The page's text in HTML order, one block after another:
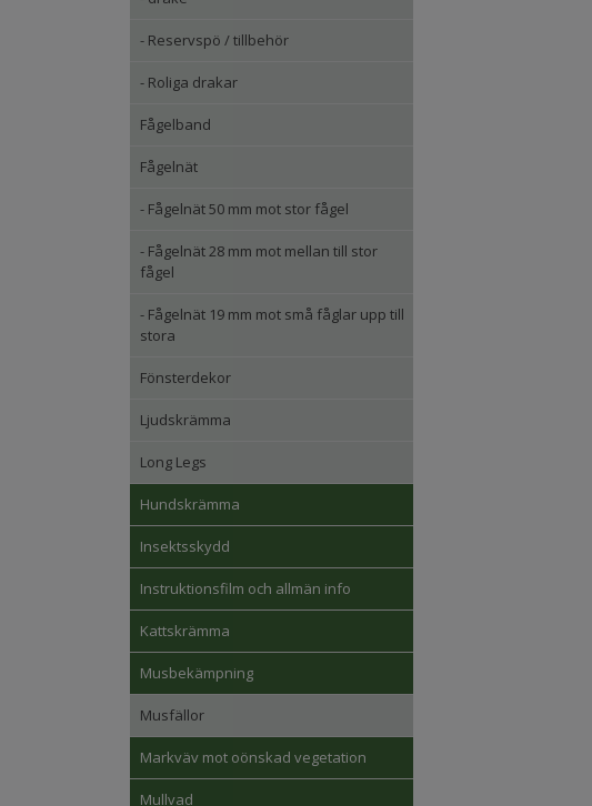
- Reservspö / tillbehör
- Roliga drakar
Fågelband
Fågelnät
- Fågelnät 50 mm mot stor fågel
- Fågelnät 28 mm mot mellan till stor
fågel
- Fågelnät 19 mm mot små fåglar upp till
stora
Fönsterdekor
Ljudskrämma
Long Legs
Hundskrämma
Insektsskydd
Instruktionsfilm och allmän info
Kattskrämma
Musbekämpning
Musfällor
Markväv mot oönskad vegetation
Mullvad